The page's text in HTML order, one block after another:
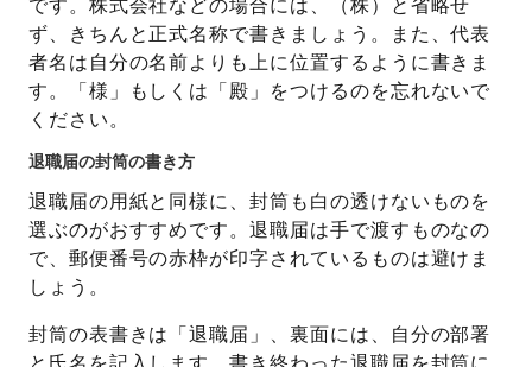
です。株式会社などの場合には、（株）と省略せ
ず、きちんと正式名称で書きましょう。また、代表
者名は自分の名前よりも上に位置するように書きま
す。「様」もしくは「殿」をつけるのを忘れないで
ください。
退職届の封筒の書き方
退職届の用紙と同様に、封筒も白の透けないものを
選ぶのがおすすめです。退職届は手で渡すものなの
で、郵便番号の赤枠が印字されているものは避けま
しょう。
封筒の表書きは「退職届」、裏面には、自分の部署
と氏名を記入します。書き終わった退職届を封筒に